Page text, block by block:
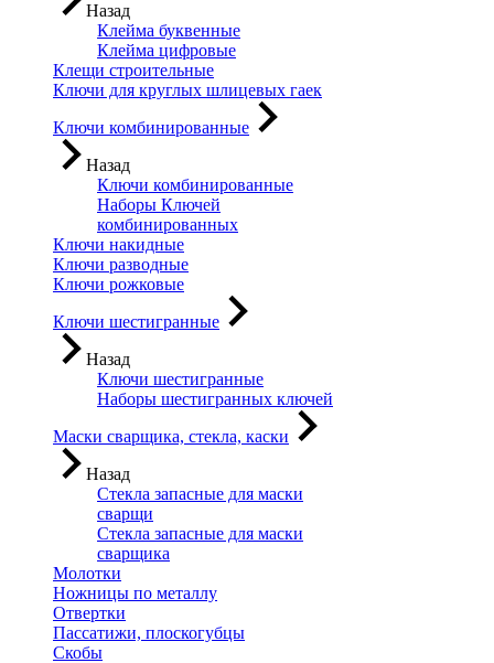
Назад
Клейма буквенные
Клейма цифровые
Клещи строительные
Ключи для круглых шлицевых гаек
Ключи комбинированные
Назад
Ключи комбинированные
Наборы Ключей
комбинированных
Ключи накидные
Ключи разводные
Ключи рожковые
Ключи шестигранные
Назад
Ключи шестигранные
Наборы шестигранных ключей
Маски сварщика, стекла, каски
Назад
Стекла запасные для маски
сварщи
Стекла запасные для маски
сварщика
Молотки
Ножницы по металлу
Отвертки
Пассатижи, плоскогубцы
Скобы